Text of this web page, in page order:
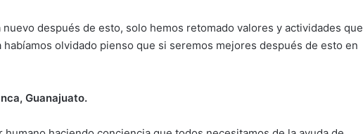
nuevo después de esto, solo hemos retomado valores y actividades que
olvidado pienso que si seremos mejores después de esto en
Guanajuato.